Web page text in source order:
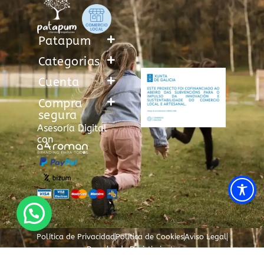
Patapum
Categorias
Cuenta
Compra
segura
Asesoría Digital
con
Política de PrivacidadPolítica de CookiesAviso Legal
Derecho de Desistimiento